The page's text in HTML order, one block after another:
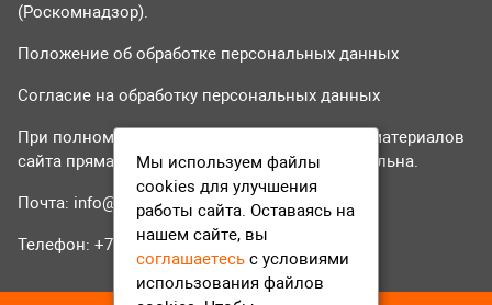
(Роскомнадзор).
Положение об обработке персональных данных
Согласие на обработку персональных данных
При полном или частичном использовании материалов
сайта прямая гиперссылка на tvr24.tv обязательна.
Почта: info@tvr24.tv
Телефон: +7 (496) 551-04-95
Мы используем файлы
cookies для улучшения
работы сайта. Оставаясь на
нашем сайте, вы
соглашаетесь с условиями
использования файлов